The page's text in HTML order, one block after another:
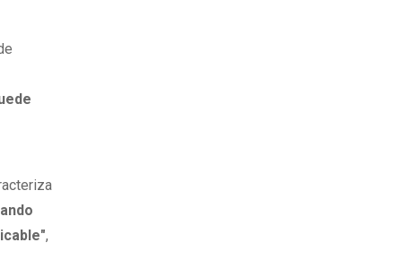
,